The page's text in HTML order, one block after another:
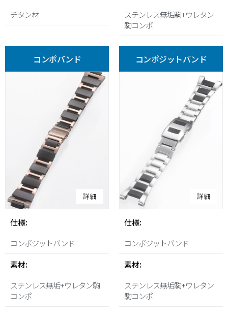
チタン材
ステンレス無垢駒+ウレタン
駒コンポ
コンポバンド
詳細
仕様:
コンポジットバンド
素材:
ステンレス無垢+ウレタン駒
コンポ
コンポジットバンド
詳細
仕様:
コンポジットバンド
素材:
ステンレス無垢駒+ウレタン
駒コンポ